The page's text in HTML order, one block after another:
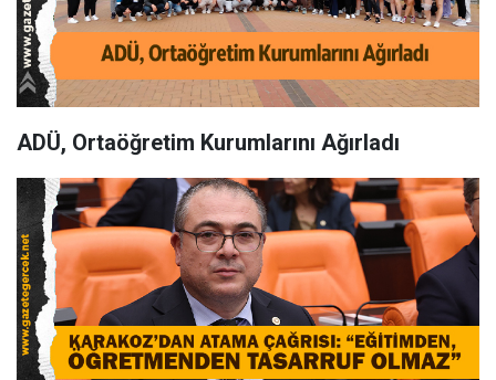
ADÜ, Ortaöğretim Kurumlarını Ağırladı